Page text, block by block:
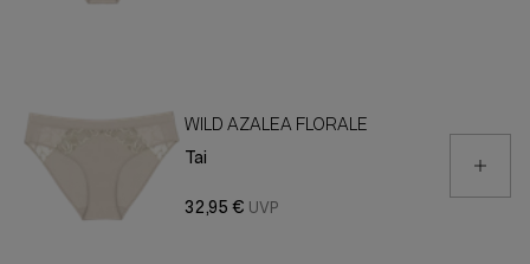
WILD AZALEA FLORALE
Tai
32,95 €